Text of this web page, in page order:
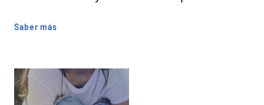
Saber más